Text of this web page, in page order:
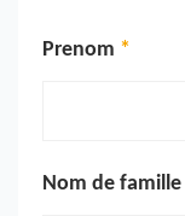
Prenom
Nom de famille